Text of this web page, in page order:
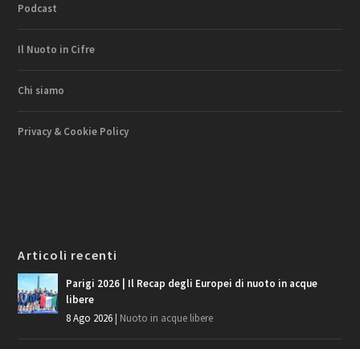
Podcast
Il Nuoto in Cifre
Chi siamo
Privacy & Cookie Policy
Articoli recenti
Parigi 2026 | Il Recap degli Europei di nuoto in acque
libere
8 Ago 2026| Nuoto in acque libere